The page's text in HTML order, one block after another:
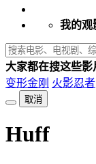
我的观
大家都在搜这些影
变形金刚 火影忍者
取消
Huff